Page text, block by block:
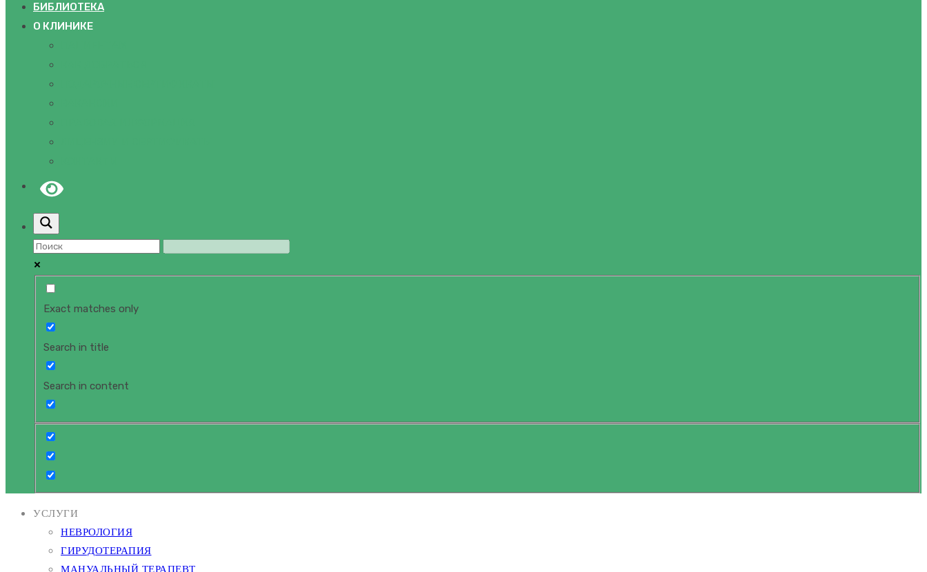
БИБЛИОТЕКА
О КЛИНИКЕ
Exact matches only
Search in title
Search in content
УСЛУГИ
НЕВРОЛОГИЯ
ГИРУДОТЕРАПИЯ
МАНУАЛЬНЫЙ ТЕРАПЕВТ